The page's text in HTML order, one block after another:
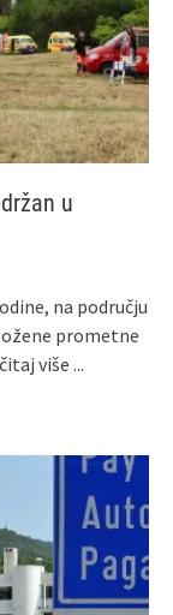
u
na području
prometne
više ...